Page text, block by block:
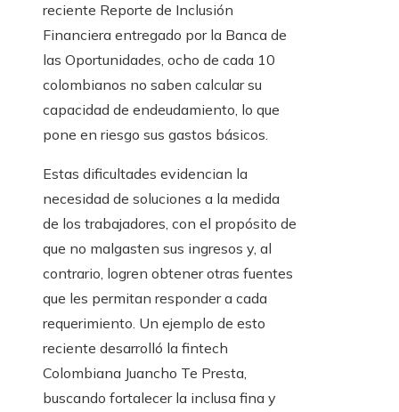
reciente Reporte de Inclusión
Financiera entregado por la Banca de
las Oportunidades, ocho de cada 10
colombianos no saben calcular su
capacidad de endeudamiento, lo que
pone en riesgo sus gastos básicos.
Estas dificultades evidencian la
necesidad de soluciones a la medida
de los trabajadores, con el propósito de
que no malgasten sus ingresos y, al
contrario, logren obtener otras fuentes
que les permitan responder a cada
requerimiento. Un ejemplo de esto
reciente desarrolló la fintech
Colombiana Juancho Te Presta,
buscando fortalecer la inclusa fina y